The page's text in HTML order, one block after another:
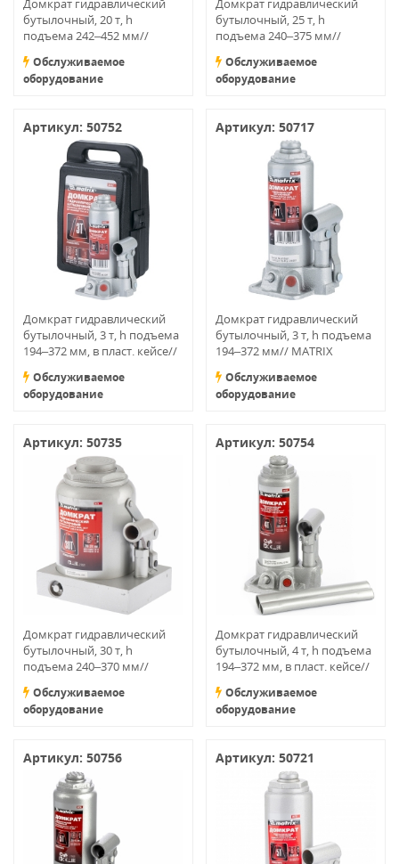
Домкрат гидравлический
бутылочный, 20 т, h
подъема 242–452 мм//
Обслуживаемое
оборудование
Домкрат гидравлический
бутылочный, 25 т, h
подъема 240–375 мм//
Обслуживаемое
оборудование
Артикул: 50752
Домкрат гидравлический
бутылочный, 3 т, h подъема
194–372 мм, в пласт. кейсе//
Обслуживаемое
оборудование
Артикул: 50717
Домкрат гидравлический
бутылочный, 3 т, h подъема
194–372 мм// MATRIX
Обслуживаемое
оборудование
Артикул: 50735
Домкрат гидравлический
бутылочный, 30 т, h
подъема 240–370 мм//
Обслуживаемое
оборудование
Артикул: 50754
Домкрат гидравлический
бутылочный, 4 т, h подъема
194–372 мм, в пласт. кейсе//
Обслуживаемое
оборудование
Артикул: 50756 Артикул: 50721